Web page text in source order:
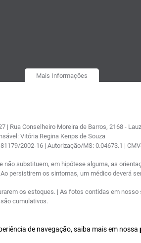
de navegação, saiba mais em nossa
Mais Informações
Rua Conselheiro Moreira de Barros, 2168 -
Vitória Regina Kenps de Souza
2002-16 | Autorização/MS: 0.04673.1 |
substituem, em hipótese alguma, as
persistirem os sintomas, um médico deverá
os estoques. | As fotos contidas em
cumulativos.